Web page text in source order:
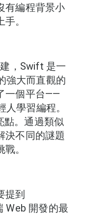
有編程背景小
。
，Swift 是一
強大而直觀的
一個平台——
學習編程。
點。通過類似
決不同的謎題
。
提到
Web 開發的最